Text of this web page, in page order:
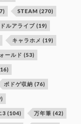
STEAM (270)
ルアライブ (19)
キャラホメ (19)
ールド (53)
ボドゲ収納 (76)
3 (104) 万年筆 (42)